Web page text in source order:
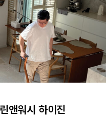
앤워시 하이진